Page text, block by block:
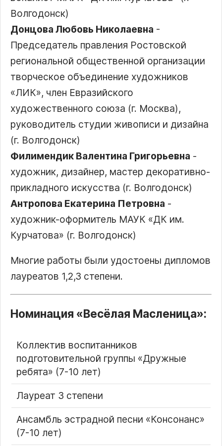
Волгодонск)
Донцова Любовь Николаевна -
Председатель правления Ростовской
региональной общественной организации
творческое объединение художников
ЛИК , член Евразийского
художественного союза (г. Москва),
руководитель студии живописи и дизайна
(г. Волгодонск)
Филимендик Валентина Григорьевна -
художник, дизайнер, мастер декоративно-
прикладного искусства (г. Волгодонск)
Антропова Екатерина Петровна -
художник-оформитель МАУК
ДК им.
Курчатова
(г. Волгодонск)
Многие работы были удостоены дипломов
лауреатов 1,2,3 степени.
Номинация Весёлая Масленица :
Коллектив воспитанников
подготовительной группы «Дружные
ребята» (7-10 лет)
Лауреат 3 степени
Ансамбль эстрадной песни «Консонанс»
(7-10 лет)